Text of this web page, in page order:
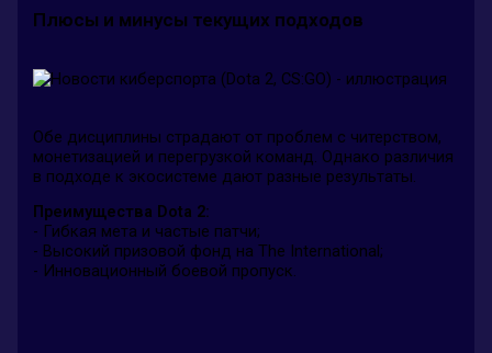
Плюсы и минусы текущих подходов
Обе дисциплины страдают от проблем с читерством,
монетизацией и перегрузкой команд. Однако различия
в подходе к экосистеме дают разные результаты.
Преимущества Dota 2:
- Гибкая мета и частые патчи;
- Высокий призовой фонд на The International;
- Инновационный боевой пропуск.